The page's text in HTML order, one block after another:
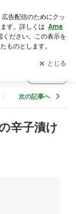
を受け取りまし
開く
次の記事へ
辛子漬け